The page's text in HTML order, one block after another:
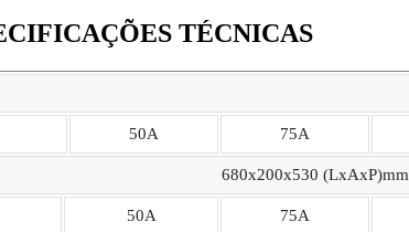
TÉCNICAS
50A 75A
680x200x530 (LxAxP)mm
50A 75A